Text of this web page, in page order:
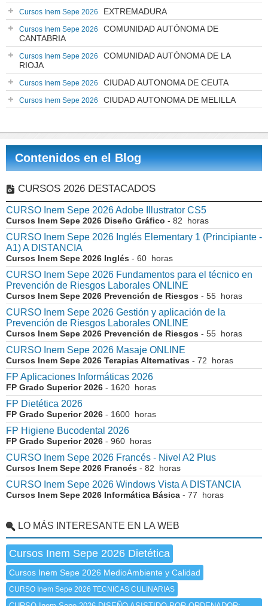
Cursos Inem Sepe 2026 EXTREMADURA
Cursos Inem Sepe 2026
COMUNIDAD AUTÓNOMA DE
CANTABRIA
Cursos Inem Sepe 2026
COMUNIDAD AUTÓNOMA DE LA
RIOJA
Cursos Inem Sepe 2026 CIUDAD AUTONOMA DE CEUTA
Cursos Inem Sepe 2026 CIUDAD AUTONOMA DE MELILLA
Contenidos en el Blog
CURSOS 2026 DESTACADOS
CURSO Inem Sepe 2026 Adobe Illustrator CS5
Cursos Inem Sepe 2026 Diseño Gráfico - 82 horas
CURSO Inem Sepe 2026 Inglés Elementary 1 (Principiante -
A1) A DISTANCIA
Cursos Inem Sepe 2026 Inglés - 60 horas
CURSO Inem Sepe 2026 Fundamentos para el técnico en
Prevención de Riesgos Laborales ONLINE
Cursos Inem Sepe 2026 Prevención de Riesgos - 55 horas
CURSO Inem Sepe 2026 Gestión y aplicación de la
Prevención de Riesgos Laborales ONLINE
Cursos Inem Sepe 2026 Prevención de Riesgos - 55 horas
CURSO Inem Sepe 2026 Masaje ONLINE
Cursos Inem Sepe 2026 Terapias Alternativas - 72 horas
FP Aplicaciones Informáticas 2026
FP Grado Superior 2026 - 1620 horas
FP Dietética 2026
FP Grado Superior 2026 - 1600 horas
FP Higiene Bucodental 2026
FP Grado Superior 2026 - 960 horas
CURSO Inem Sepe 2026 Francés - Nivel A2 Plus
Cursos Inem Sepe 2026 Francés - 82 horas
CURSO Inem Sepe 2026 Windows Vista A DISTANCIA
Cursos Inem Sepe 2026 Informática Básica - 77 horas
LO MÁS INTERESANTE EN LA WEB
Cursos Inem Sepe 2026 Dietética
Cursos Inem Sepe 2026 MedioAmbiente y Calidad
CURSO Inem Sepe 2026 TECNICAS CULINARIAS